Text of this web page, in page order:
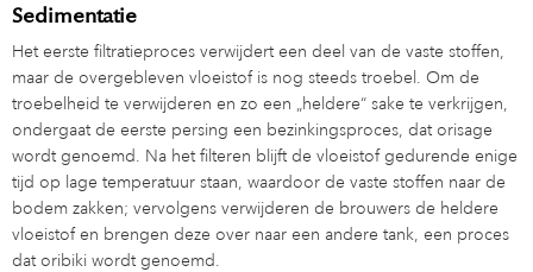
Sedimentatie
Het eerste filtratieproces verwijdert een deel van de vaste stoffen,
maar de overgebleven vloeistof is nog steeds troebel. Om de
troebelheid te verwijderen en zo een „heldere“ sake te verkrijgen,
ondergaat de eerste persing een bezinkingsproces, dat orisage
wordt genoemd. Na het filteren blijft de vloeistof gedurende enige
tijd op lage temperatuur staan, waardoor de vaste stoffen naar de
bodem zakken; vervolgens verwijderen de brouwers de heldere
vloeistof en brengen deze over naar een andere tank, een proces
dat oribiki wordt genoemd.